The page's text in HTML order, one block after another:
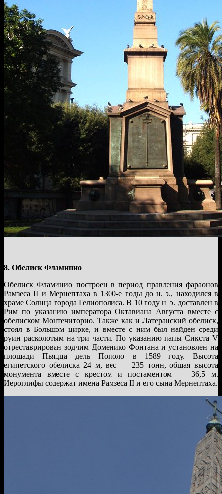
8. Обелиск Фламинио
Обелиск Фламинио построен в период правления фараонов
Рамзеса II и Мернептаха в 1300-е годы до н. э., находился в
храме Солнца города Гелиополиса. В 10 году н. э. доставлен в
Рим по указанию императора Октавиана Августа вместе с
обелиском Монтечиторио. Также как и Латеранский обелиск,
стоял в Большом цирке, и вместе с ним был найден среди
руин расколотым на три части. По указанию папы Сикста V
отреставрирован зодчим Доменико Фонтана и установлен на
площади Пьяцца дель Пополо в 1589 году. Высота
египетского обелиска 24 м, вес — 235 тонн, общая высота
монумента вместе с крестом и постаментом — 36,5 м.
Иероглифы содержат имена Рамзеса II и его сына Мернептаха.